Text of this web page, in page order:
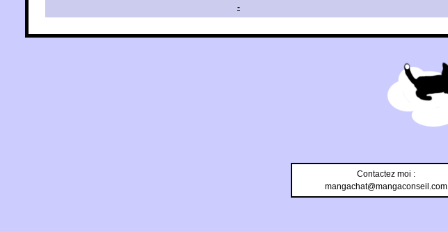
-
Contactez moi :
mangachat@mangaconseil.com